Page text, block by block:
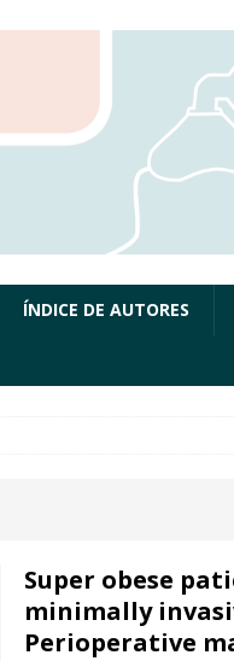
ÍNDICE DE AUTORES
Super obese
minimally
Perioperative